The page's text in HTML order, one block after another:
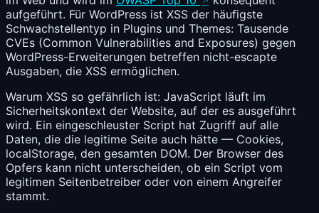
aufgeführt. Für WordPress ist XSS der häufigste
Schwachstellentyp in Plugins und Themes: Tausende
CVEs (Common Vulnerabilities and Exposures) gegen
WordPress-Erweiterungen betreffen nicht-escapte
Ausgaben, die XSS ermöglichen.
Warum XSS so gefährlich ist: JavaScript läuft im
Sicherheitskontext der Website, auf der es ausgeführt
wird. Ein eingeschleuster Script hat Zugriff auf alle
Daten, die die legitime Seite auch hätte — Cookies,
localStorage, den gesamten DOM. Der Browser des
Opfers kann nicht unterscheiden, ob ein Script vom
legitimen Seitenbetreiber oder von einem Angreifer
stammt.